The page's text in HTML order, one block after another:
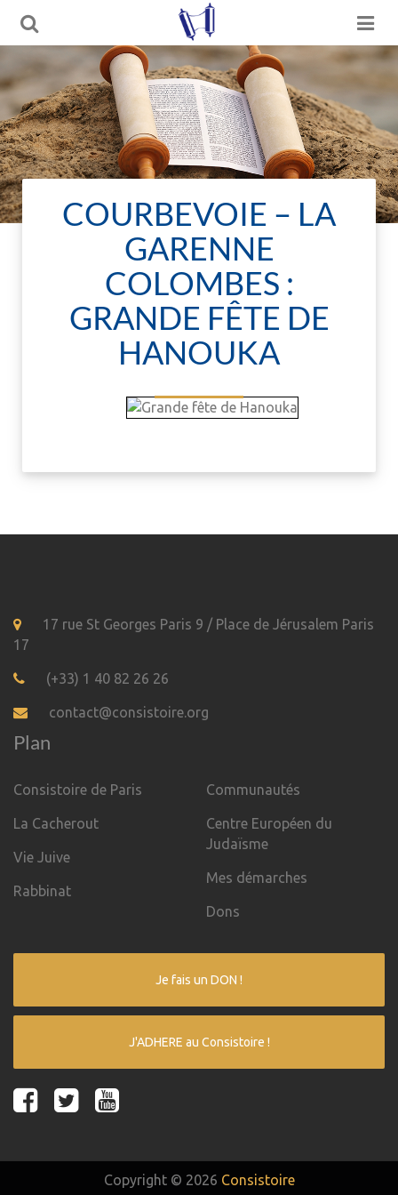
COURBEVOIE – LA
GARENNE
COLOMBES :
GRANDE FÊTE DE
HANOUKA
17 rue St Georges Paris 9 / Place de Jérusalem Paris
17
(+33) 1 40 82 26 26
contact@consistoire.org
Plan
Consistoire de Paris
La Cacherout
Vie Juive
Rabbinat
Communautés
Centre Européen du
Judaïsme
Mes démarches
Dons
Je fais un DON !
J'ADHERE au Consistoire !
Copyright © 2026 Consistoire